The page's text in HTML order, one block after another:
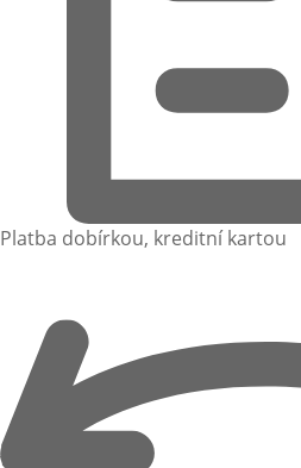
Platba dobírkou, kreditní kartou